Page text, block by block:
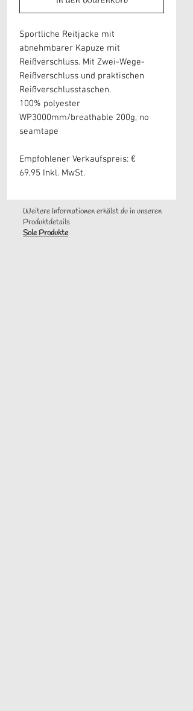
Sportliche Reitjacke mit
abnehmbarer Kapuze mit
Reißverschluss. Mit Zwei-Wege-
Reißverschluss und praktischen
Reißverschlusstaschen.
100% polyester
WP3000mm/breathable 200g, no
seamtape
Empfohlener Verkaufspreis: €
69,95 Inkl. MwSt.
Weitere Informationen erhälst du in unseren
Produktdetails
Sole Produkte